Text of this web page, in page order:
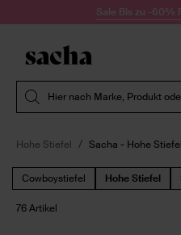
Zum Inhalt springenSale Bis zu -60%
Hier nach Marke, Produkt
Hohe Stiefel Sacha - Hohe Stiefel
Cowboystiefel Hohe Stiefel
76 Artikel